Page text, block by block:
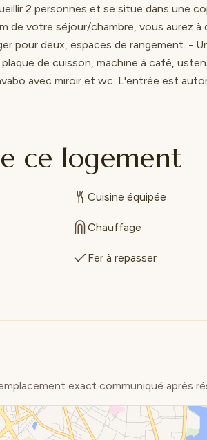
2 personnes et se situe dans une
de votre séjour/chambre, vous aurez à
pour deux, espaces de rangement. -
de cuisson, machine à café,
avec miroir et wc. L'entrée est
ce logement
Cuisine équipée
Chauffage
Fer à repasser
exact communiqué après